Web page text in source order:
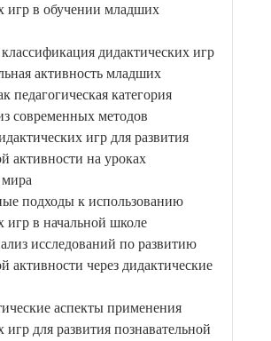
игр в обучении младших
дидактических игр
активность младших
педагогическая категория
современных методов
игр для развития
активности на уроках
подходы к использованию
игр в начальной школе
исследований по развитию
активности через дидактические
аспекты применения
игр для развития познавательной